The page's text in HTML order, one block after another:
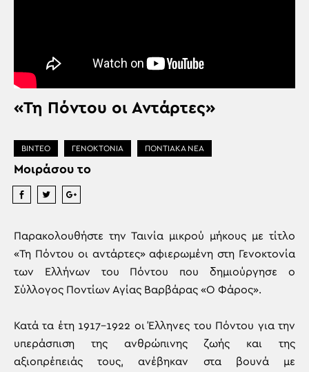
«Τη Πόντου οι Αντάρτες»
ΒΙΝΤΕΟ ΓΕΝΟΚΤΟΝΙΑ ΠΟΝΤΙΑΚΑ ΝΕΑ
Μοιράσου το
Παρακολουθήστε την Ταινία μικρού μήκους με τίτλο
«Τη Πόντου οι αντάρτες» αφιερωμένη στη Γενοκτονία
των Ελλήνων του Πόντου που δημιούργησε ο
Σύλλογος Ποντίων Αγίας Βαρβάρας «Ο Φάρος».
Κατά τα έτη 1917-1922 οι Έλληνες του Πόντου για την
υπεράσπιση της ανθρώπινης ζωής και της
αξιοπρέπειάς τους, ανέβηκαν στα βουνά με